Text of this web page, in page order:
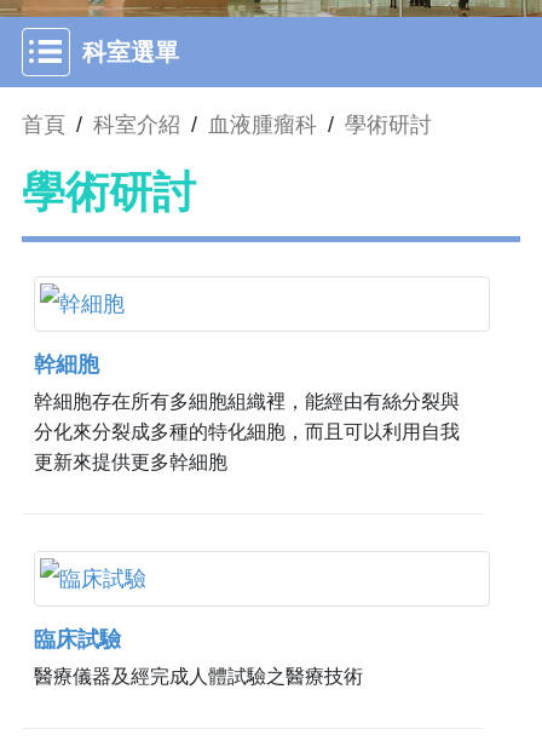
科室選單
首頁 / 科室介紹 / 血液腫瘤科 / 學術研討
學術研討
幹細胞
幹細胞存在所有多細胞組織裡，能經由有絲分裂與
分化來分裂成多種的特化細胞，而且可以利用自我
更新來提供更多幹細胞
臨床試驗
醫療儀器及經完成人體試驗之醫療技術